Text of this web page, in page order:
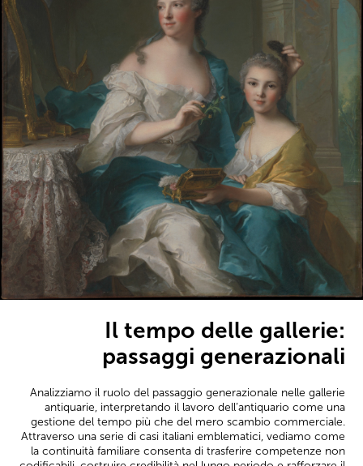
Il tempo delle gallerie:
passaggi generazionali
Analizziamo il ruolo del passaggio generazionale nelle gallerie
antiquarie, interpretando il lavoro dell’antiquario come una
gestione del tempo più che del mero scambio commerciale.
Attraverso una serie di casi italiani emblematici, vediamo come
la continuità familiare consenta di trasferire competenze non